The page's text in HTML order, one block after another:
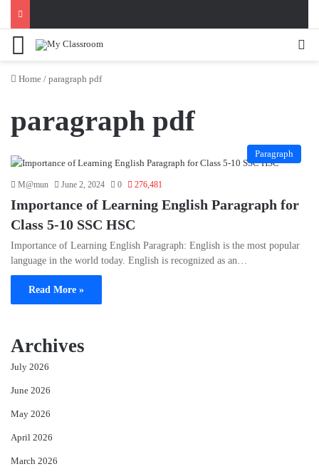
Menu
Home / paragraph pdf
paragraph pdf
Paragraph
M@mun June 2, 2024 0 276,481
Importance of Learning English Paragraph for
Class 5-10 SSC HSC
Importance of Learning English Paragraph: English is the most popular
language in the world today. English is recognized as an…
Read More »
Archives
July 2026
June 2026
May 2026
April 2026
March 2026